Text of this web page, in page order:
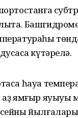
күтәрелә.
һауа
аҙ ямғыр яуыуы